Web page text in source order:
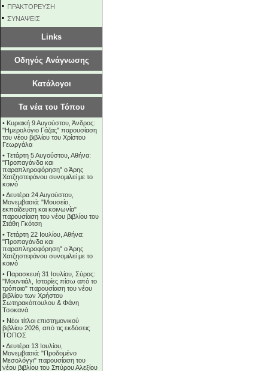
• ΠΡΑΚΤΟΡΕΥΣΗ
• ΣΥΝΑΨΕΙΣ
Links
Οδηγός Ανάγνωσης
Κατάλογοι
Τα νέα του Τόπου
• Κυριακή 9 Αυγούστου, Άνδρος:
"Ημερολόγιο Γάζας" παρουσίαση
του νέου βιβλίου του Χρίστου
Γεωργάλα
• Τετάρτη 5 Αυγούστου, Αθήνα:
"Προπαγάνδα και
παραπληροφόρηση" ο Άρης
Χατζηστεφάνου συνομιλεί με το
κοινό
•Δευτέρα 24 Αυγούστου,
Μονεμβασιά: "Μουσείο,
εκπαίδευση και κοινωνία"
παρουσίαση του νέου βιβλίου του
Στάθη Γκότση
• Τετάρτη 22 Ιουλίου, Αθήνα:
"Προπαγάνδα και
παραπληροφόρηση" ο Άρης
Χατζηστεφάνου συνομιλεί με το
κοινό
• Παρασκευή 31 Ιουλίου, Σύρος:
"Μουντιάλ, Ιστορίες πίσω από το
τρόπαιο" παρουσίαση του νέου
βιβλίου των Χρήστου
Σωτηρακόπουλου & Φάνη
Τσοκανά
• Νέοι τίτλοι επιστημονικού
βιβλίου 2026, από τις εκδόσεις
ΤΟΠΟΣ
•Δευτέρα 13 Ιουλίου,
Μονεμβασιά: "Προδομένο
Μεσολόγγι" παρουσίαση του
νέου βιβλίου του Σπύρου Αλεξίου